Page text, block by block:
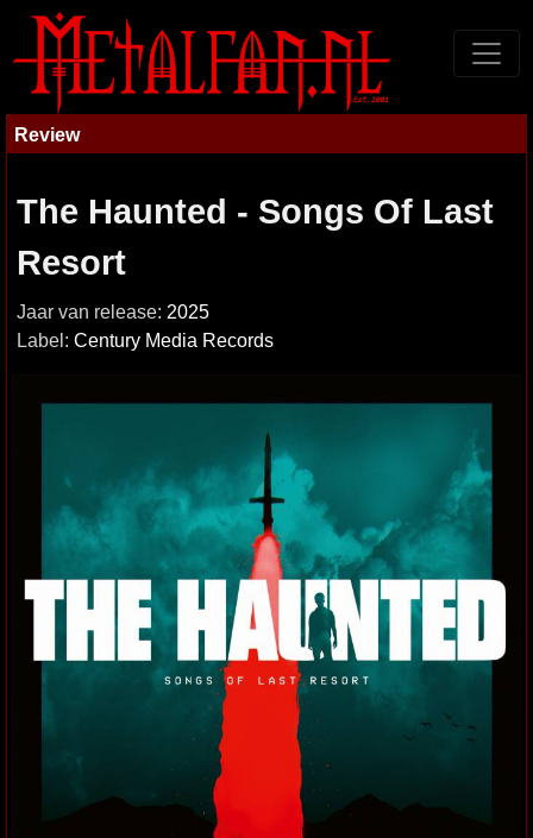
Review
The Haunted - Songs Of Last
Resort
Jaar van release: 2025
Label: Century Media Records